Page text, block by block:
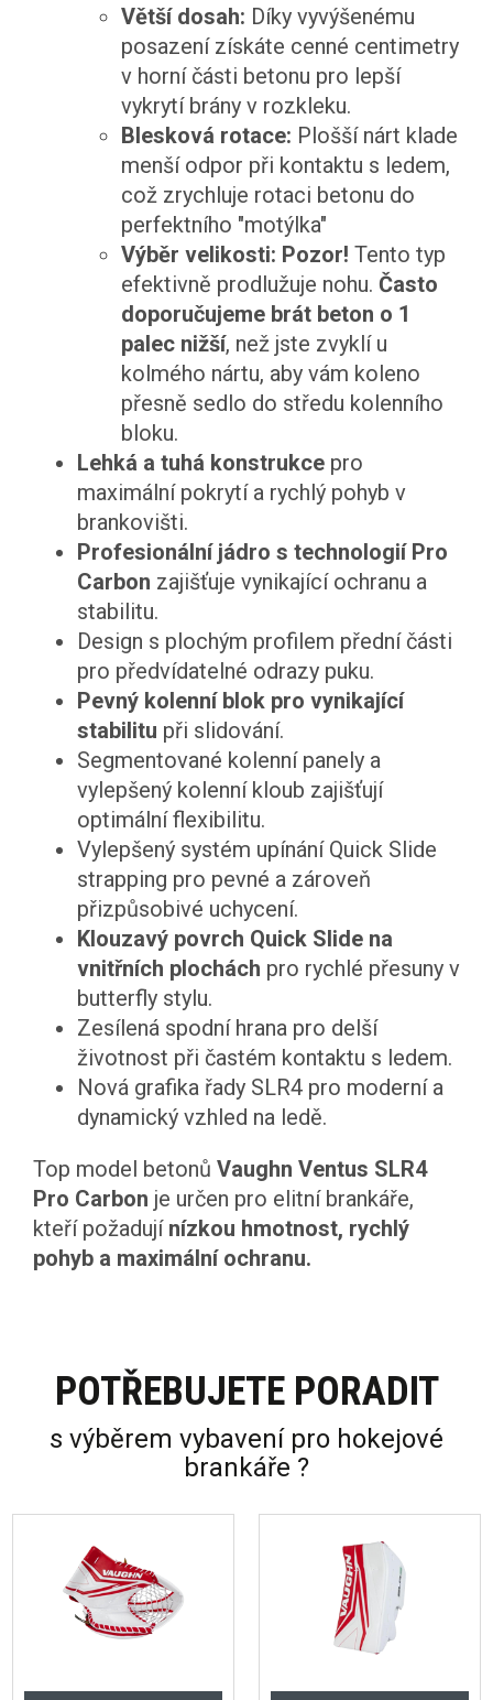
Větší dosah: Díky vyvýšenému
posazení získáte cenné centimetry
v horní části betonu pro lepší
vykrytí brány v rozkleku.
Blesková rotace: Plošší nárt klade
menší odpor při kontaktu s ledem,
což zrychluje rotaci betonu do
perfektního "motýlka"
Výběr velikosti: Pozor! Tento typ
efektivně prodlužuje nohu. Často
doporučujeme brát beton o 1
palec nižší, než jste zvyklí u
kolmého nártu, aby vám koleno
přesně sedlo do středu kolenního
bloku.
Lehká a tuhá konstrukce pro
maximální pokrytí a rychlý pohyb v
brankovišti.
Profesionální jádro s technologií Pro
Carbon zajišťuje vynikající ochranu a
stabilitu.
Design s plochým profilem přední části
pro předvídatelné odrazy puku.
Pevný kolenní blok pro vynikající
stabilitu při slidování.
Segmentované kolenní panely a
vylepšený kolenní kloub zajišťují
optimální flexibilitu.
Vylepšený systém upínání Quick Slide
strapping pro pevné a zároveň
přizpůsobivé uchycení.
Klouzavý povrch Quick Slide na
vnitřních plochách pro rychlé přesuny v
butterfly stylu.
Zesílená spodní hrana pro delší
životnost při častém kontaktu s ledem.
Nová grafika řady SLR4 pro moderní a
dynamický vzhled na ledě.
Top model betonů Vaughn Ventus SLR4
Pro Carbon je určen pro elitní brankáře,
kteří požadují nízkou hmotnost, rychlý
pohyb a maximální ochranu.
POTŘEBUJETE PORADIT
s výběrem vybavení pro hokejové
brankáře ?